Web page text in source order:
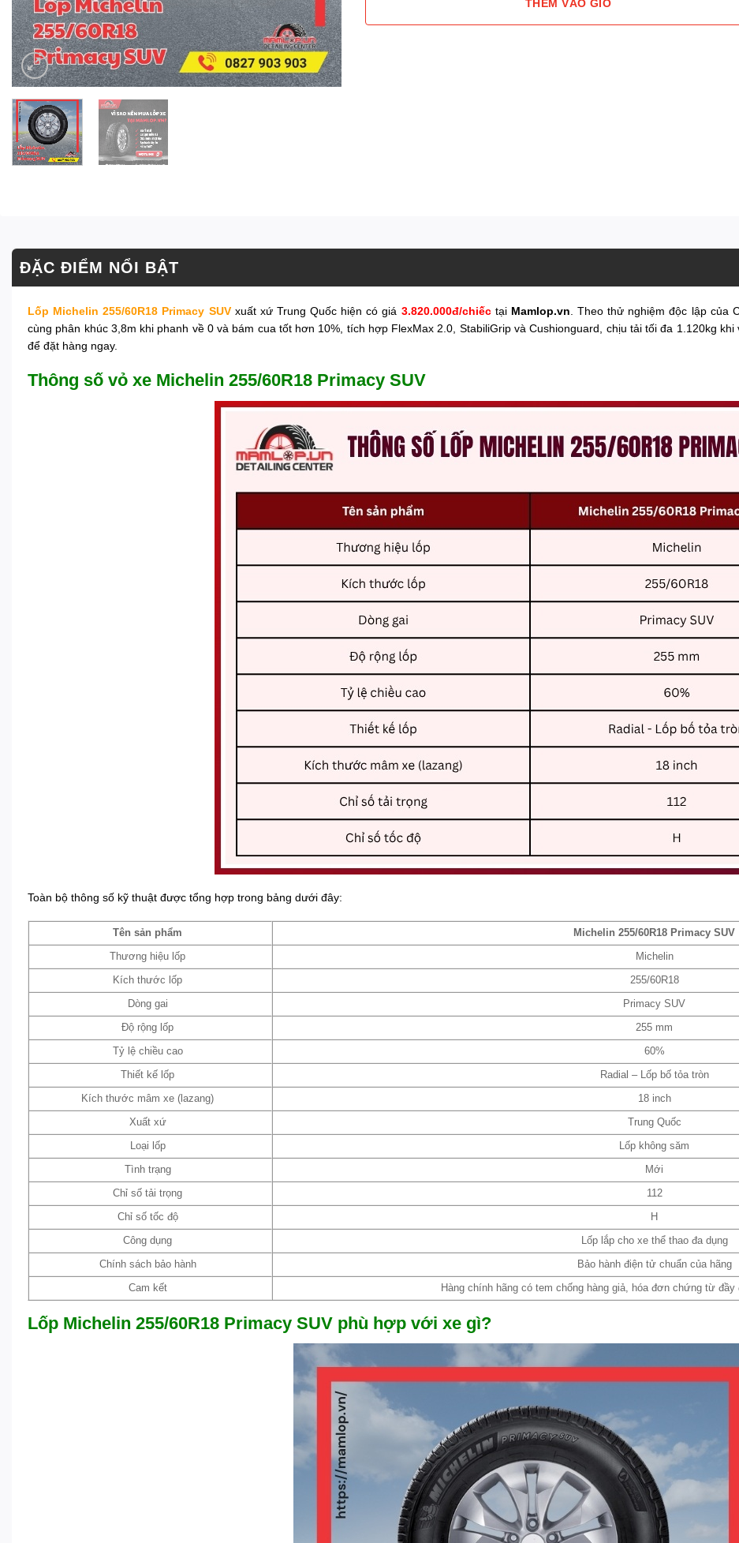
THÊM VÀO GIỎ
ĐẶC ĐIỂM NỔI BẬT
Lốp Michelin 255/60R18 Primacy SUVxuất xứ Trung Quốc hiện có giá 3.820.000đ/chiếctại Mamlop.vn. Theo thử nghiệm độc lập của
cùng phân khúc 3,8m khi phanh về 0 và bám cua tốt hơn 10%, tích hợp FlexMax 2.0, StabiliGrip và Cushionguard, chịu tải tối đa 1.120kg
để đặt hàng ngay.
Thông số vỏ xe Michelin 255/60R18 Primacy SUV
Toàn bộ thông số kỹ thuật được tổng hợp trong bảng dưới đây:
Tên sản phẩm Michelin 255/60R18 Primacy SUV
Thương hiệu lốp Michelin
Kích thước lốp 255/60R18
Dòng gai Primacy SUV
Độ rộng lốp 255 mm
Tỷ lệ chiều cao 60%
Thiết kế lốp Radial – Lốp bố tỏa tròn
Kích thước mâm xe (lazang) 18 inch
Xuất xứ Trung Quốc
Loại lốp Lốp không săm
Tình trạng Mới
Chỉ số tải trọng 112
Chỉ số tốc độ H
Công dụng Lốp lắp cho xe thể thao đa dụng
Chính sách bảo hành Bảo hành điện tử chuẩn của hãng
Cam kết Hàng chính hãng có tem chống hàng giả, hóa đơn chứng từ đầy
Lốp Michelin 255/60R18 Primacy SUV phù hợp với xe gì?